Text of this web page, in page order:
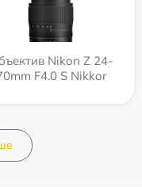
Nikon Z 24-
F4.0 S Nikkor